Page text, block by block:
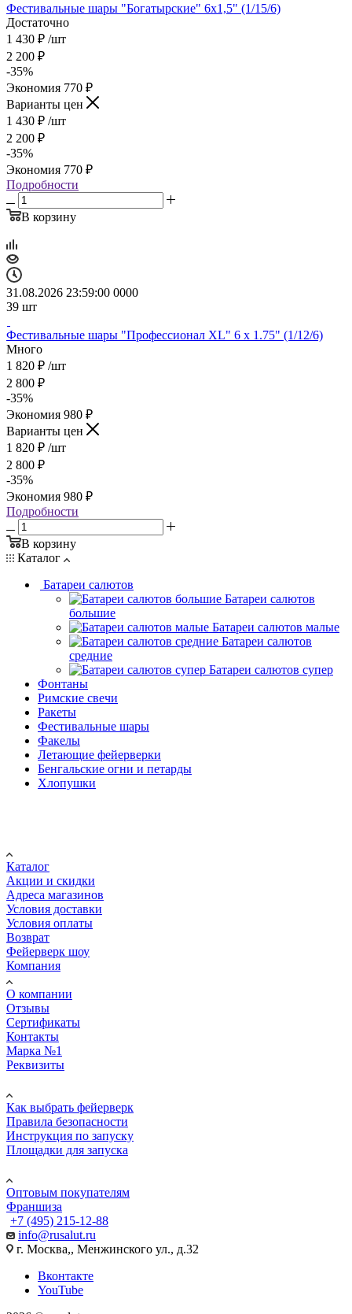
Фестивальные шары "Богатырские" 6х1,5" (1/15/6)
Достаточно
1 430 ₽ /шт
2 200 ₽
-35%
Экономия 770 ₽
Варианты цен
1 430 ₽ /шт
2 200 ₽
-35%
Экономия 770 ₽
Подробности
В корзину
31.08.2026 23:59:00 0000
39 шт
Фестивальные шары "Профессионал XL" 6 х 1.75" (1/12/6)
Много
1 820 ₽ /шт
2 800 ₽
-35%
Экономия 980 ₽
Варианты цен
1 820 ₽ /шт
2 800 ₽
-35%
Экономия 980 ₽
Подробности
В корзину
Каталог
Батареи салютов
Батареи салютов
большие
Батареи салютов малые
Батареи салютов
средние
Батареи салютов супер
Фонтаны
Римские свечи
Ракеты
Фестивальные шары
Факелы
Летающие фейерверки
Бенгальские огни и петарды
Хлопушки
Каталог
Акции и скидки
Адреса магазинов
Условия доставки
Условия оплаты
Возврат
Фейерверк шоу
Компания
О компании
Отзывы
Сертификаты
Контакты
Марка №1
Реквизиты
Как выбрать фейерверк
Правила безопасности
Инструкция по запуску
Площадки для запуска
Оптовым покупателям
Франшиза
+7 (495) 215-12-88
info@rusalut.ru
г. Москва,, Менжинского ул., д.32
Вконтакте
YouTube